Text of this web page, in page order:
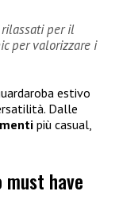
per il
per valorizzare i
estivo
Dalle
più casual,
have